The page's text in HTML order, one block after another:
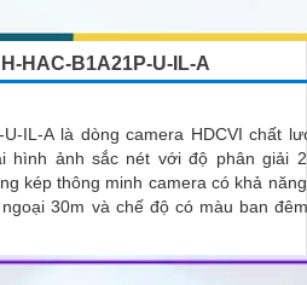
HAC-B1A21P-U-IL-A
U-IL-A là dòng camera HDCVI chất
hình ảnh sắc nét với độ phân giải
kép thông minh camera có khả
30m và chế độ có màu ban